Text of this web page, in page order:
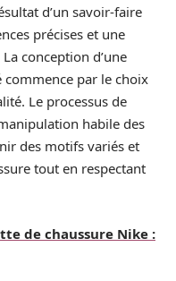
d’un savoir-faire
précises et une
conception d’une
commence par le choix
Le processus de
habile des
des motifs variés et
tout en respectant
de chaussure Nike :